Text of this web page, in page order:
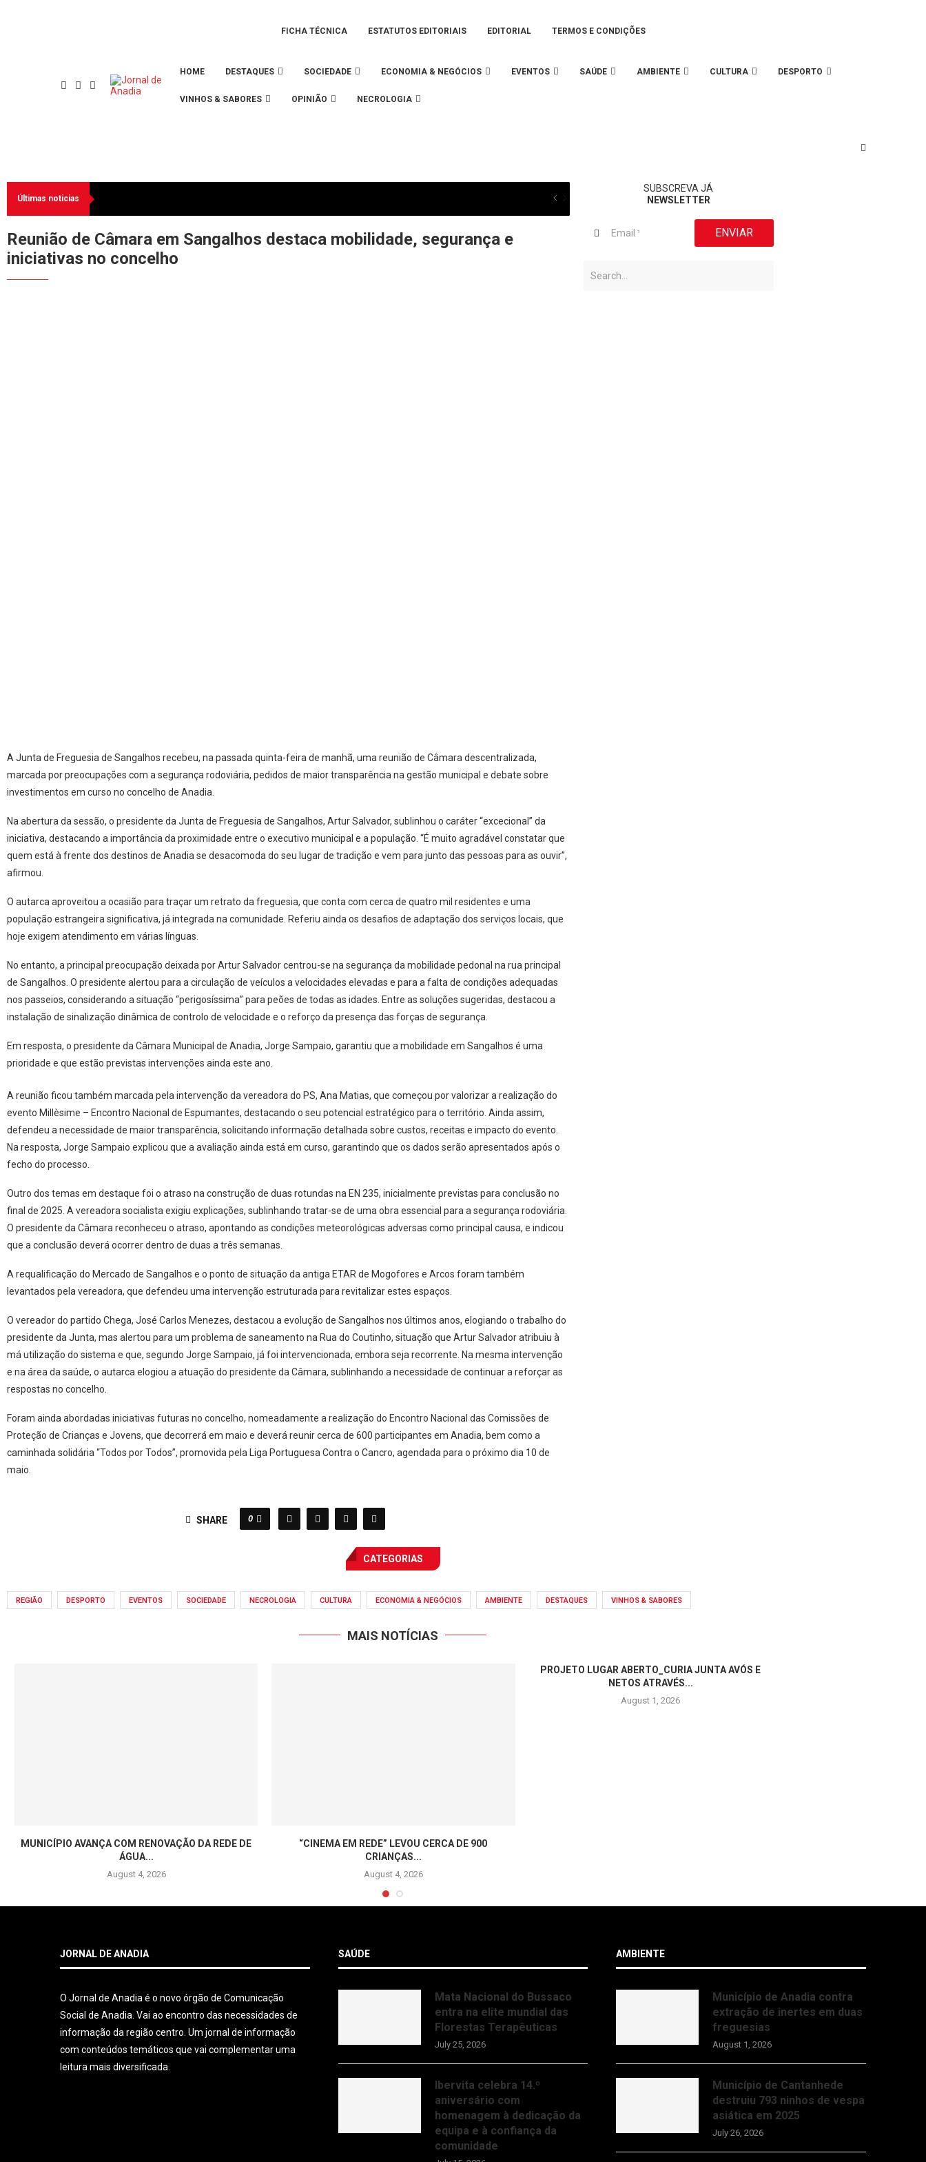
FICHA TÉCNICA ESTATUTOS EDITORIAIS EDITORIAL TERMOS E CONDIÇÕES
HOME DESTAQUES SOCIEDADE ECONOMIA & NEGÓCIOS EVENTOS SAÚDE AMBIENTE CULTURA DESPORTO
VINHOS & SABORES OPINIÃO NECROLOGIA
Últimas noticias
Reunião de Câmara em Sangalhos destaca mobilidade, segurança e
iniciativas no concelho
A Junta de Freguesia de Sangalhos recebeu, na passada quinta-feira de manhã, uma reunião de Câmara descentralizada,
marcada por preocupações com a segurança rodoviária, pedidos de maior transparência na gestão municipal e debate sobre
investimentos em curso no concelho de Anadia.
Na abertura da sessão, o presidente da Junta de Freguesia de Sangalhos, Artur Salvador, sublinhou o caráter “excecional” da
iniciativa, destacando a importância da proximidade entre o executivo municipal e a população. “É muito agradável constatar que
quem está à frente dos destinos de Anadia se desacomoda do seu lugar de tradição e vem para junto das pessoas para as ouvir”,
afirmou.
O autarca aproveitou a ocasião para traçar um retrato da freguesia, que conta com cerca de quatro mil residentes e uma
população estrangeira significativa, já integrada na comunidade. Referiu ainda os desafios de adaptação dos serviços locais, que
hoje exigem atendimento em várias línguas.
No entanto, a principal preocupação deixada por Artur Salvador centrou-se na segurança da mobilidade pedonal na rua principal
de Sangalhos. O presidente alertou para a circulação de veículos a velocidades elevadas e para a falta de condições adequadas
nos passeios, considerando a situação “perigosíssima” para peões de todas as idades. Entre as soluções sugeridas, destacou a
instalação de sinalização dinâmica de controlo de velocidade e o reforço da presença das forças de segurança.
Em resposta, o presidente da Câmara Municipal de Anadia, Jorge Sampaio, garantiu que a mobilidade em Sangalhos é uma
prioridade e que estão previstas intervenções ainda este ano.
A reunião ficou também marcada pela intervenção da vereadora do PS, Ana Matias, que começou por valorizar a realização do
evento Millèsime – Encontro Nacional de Espumantes, destacando o seu potencial estratégico para o território. Ainda assim,
defendeu a necessidade de maior transparência, solicitando informação detalhada sobre custos, receitas e impacto do evento.
Na resposta, Jorge Sampaio explicou que a avaliação ainda está em curso, garantindo que os dados serão apresentados após o
fecho do processo.
Outro dos temas em destaque foi o atraso na construção de duas rotundas na EN 235, inicialmente previstas para conclusão no
final de 2025. A vereadora socialista exigiu explicações, sublinhando tratar-se de uma obra essencial para a segurança rodoviária.
O presidente da Câmara reconheceu o atraso, apontando as condições meteorológicas adversas como principal causa, e indicou
que a conclusão deverá ocorrer dentro de duas a três semanas.
A requalificação do Mercado de Sangalhos e o ponto de situação da antiga ETAR de Mogofores e Arcos foram também
levantados pela vereadora, que defendeu uma intervenção estruturada para revitalizar estes espaços.
O vereador do partido Chega, José Carlos Menezes, destacou a evolução de Sangalhos nos últimos anos, elogiando o trabalho do
presidente da Junta, mas alertou para um problema de saneamento na Rua do Coutinho, situação que Artur Salvador atribuiu à
má utilização do sistema e que, segundo Jorge Sampaio, já foi intervencionada, embora seja recorrente. Na mesma intervenção
e na área da saúde, o autarca elogiou a atuação do presidente da Câmara, sublinhando a necessidade de continuar a reforçar as
respostas no concelho.
Foram ainda abordadas iniciativas futuras no concelho, nomeadamente a realização do Encontro Nacional das Comissões de
Proteção de Crianças e Jovens, que decorrerá em maio e deverá reunir cerca de 600 participantes em Anadia, bem como a
caminhada solidária “Todos por Todos”, promovida pela Liga Portuguesa Contra o Cancro, agendada para o próximo dia 10 de
maio.
SHARE 0
SUBSCREVA JÁ
NEWSLETTER
ENVIAR
CATEGORIAS
REGIÃO DESPORTO EVENTOS SOCIEDADE NECROLOGIA CULTURA ECONOMIA & NEGÓCIOS AMBIENTE DESTAQUES VINHOS & SABORES
MAIS NOTÍCIAS
MUNICÍPIO AVANÇA COM RENOVAÇÃO DA REDE DE
ÁGUA...
August 4, 2026
“CINEMA EM REDE” LEVOU CERCA DE 900
CRIANÇAS...
August 4, 2026
PROJETO LUGAR ABERTO_CURIA JUNTA AVÓS E
NETOS ATRAVÉS...
August 1, 2026
JORNAL DE ANADIA
O Jornal de Anadia é o novo órgão de Comunicação
Social de Anadia. Vai ao encontro das necessidades de
informação da região centro. Um jornal de informação
com conteúdos temáticos que vai complementar uma
leitura mais diversificada.
SAÚDE
Mata Nacional do Bussaco
entra na elite mundial das
Florestas Terapêuticas
July 25, 2026
Ibervita celebra 14.º
aniversário com
homenagem à dedicação da
equipa e à confiança da
comunidade
AMBIENTE
Município de Anadia contra
extração de inertes em duas
freguesias
August 1, 2026
Município de Cantanhede
destruiu 793 ninhos de vespa
asiática em 2025
July 26, 2026